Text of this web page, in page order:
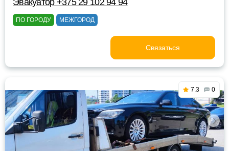
Эвакуатор +375 29 102 94 94
ПО ГОРОДУ МЕЖГОРОД
Связаться
7.3 0